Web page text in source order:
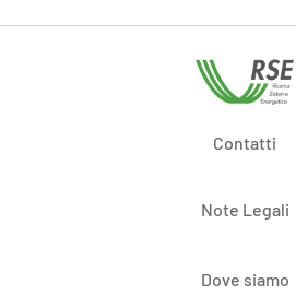
Contatti
Note Legali
Dove siamo